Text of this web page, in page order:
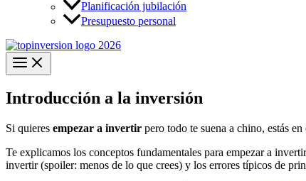
Planificación jubilación
Presupuesto personal
Introducción a la inversión
Si quieres empezar a invertir pero todo te suena a chino, estás
Te explicamos los conceptos fundamentales para empezar a
invertir (spoiler: menos de lo que crees) y los errores típicos de